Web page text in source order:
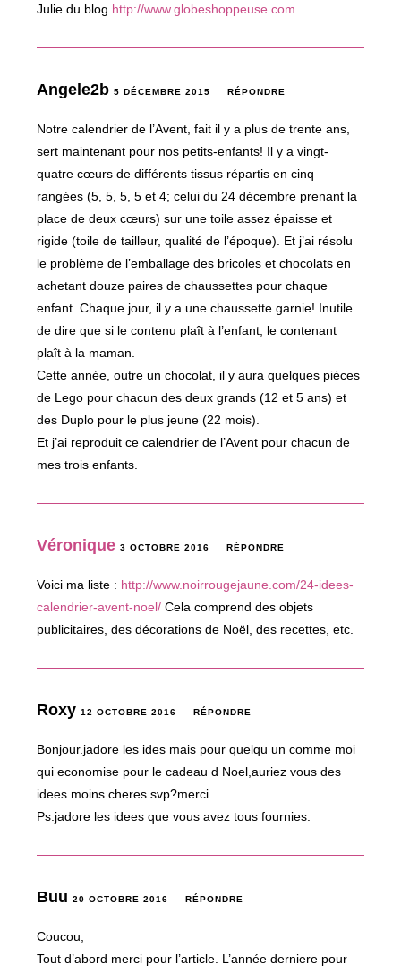
Julie du blog http://www.globeshoppeuse.com
Angele2b5 DÉCEMBRE 2015 RÉPONDRE
Notre calendrier de l’Avent, fait il y a plus de trente ans,
sert maintenant pour nos petits-enfants! Il y a vingt-
quatre cœurs de différents tissus répartis en cinq
rangées (5, 5, 5, 5 et 4; celui du 24 décembre prenant la
place de deux cœurs) sur une toile assez épaisse et
rigide (toile de tailleur, qualité de l’époque). Et j’ai résolu
le problème de l’emballage des bricoles et chocolats en
achetant douze paires de chaussettes pour chaque
enfant. Chaque jour, il y a une chaussette garnie! Inutile
de dire que si le contenu plaît à l’enfant, le contenant
plaît à la maman.
Cette année, outre un chocolat, il y aura quelques pièces
de Lego pour chacun des deux grands (12 et 5 ans) et
des Duplo pour le plus jeune (22 mois).
Et j’ai reproduit ce calendrier de l’Avent pour chacun de
mes trois enfants.
Véronique 3 OCTOBRE 2016 RÉPONDRE
Voici ma liste : http://www.noirrougejaune.com/24-idees-
calendrier-avent-noel/ Cela comprend des objets
publicitaires, des décorations de Noël, des recettes, etc.
Roxy12 OCTOBRE 2016 RÉPONDRE
Bonjour.jadore les ides mais pour quelqu un comme moi
qui economise pour le cadeau d Noel,auriez vous des
idees moins cheres svp?merci.
Ps:jadore les idees que vous avez tous fournies.
Buu20 OCTOBRE 2016 RÉPONDRE
Coucou,
Tout d’abord merci pour l’article. L’année derniere pour